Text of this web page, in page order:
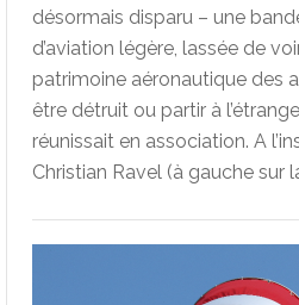
désormais disparu – une
d’aviation légère, lassée de
patrimoine aéronautique des
être détruit ou partir à
réunissait en association. A
Christian Ravel (à gauche sur